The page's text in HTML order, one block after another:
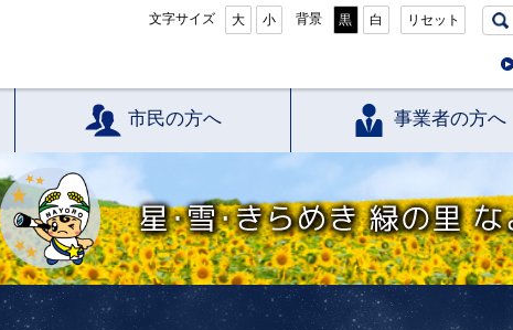
文字サイズ 大 小 背景 黒 白 リセット
市民の方へ 事業者の方へ
星・雪・きらめき 緑の里 なよろ